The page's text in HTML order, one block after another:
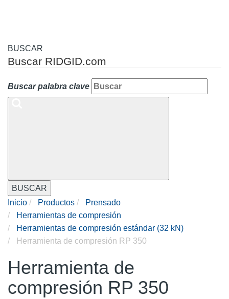
BUSCAR
Buscar RIDGID.com
Buscar palabra clave
BUSCAR
Inicio
Productos
Prensado
Herramientas de compresión
Herramientas de compresión estándar (32 kN)
Herramienta de compresión RP 350
Herramienta de
compresión RP 350